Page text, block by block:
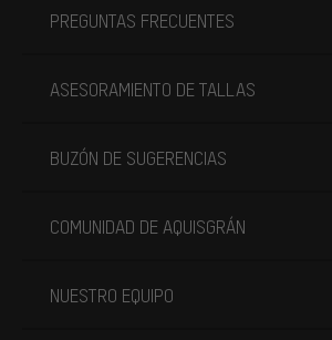
PREGUNTAS FRECUENTES
ASESORAMIENTO DE TALLAS
BUZÓN DE SUGERENCIAS
COMUNIDAD DE AQUISGRÁN
NUESTRO EQUIPO